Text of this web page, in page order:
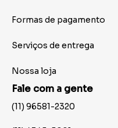
Formas de pagamento
Serviços de entrega
Nossa loja
Fale com a gente
(11) 96581-2320